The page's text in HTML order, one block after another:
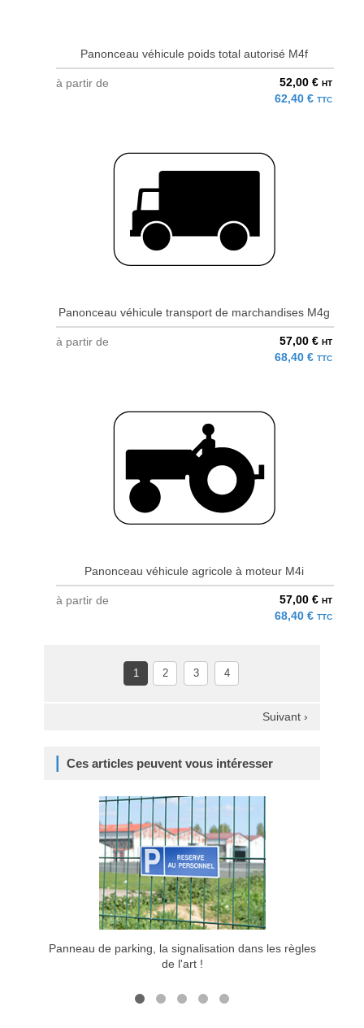
Panonceau véhicule poids total autorisé M4f
à partir de 52,00 € HT
62,40 € TTC
Panonceau véhicule transport de marchandises M4g
à partir de 57,00 € HT
68,40 € TTC
Panonceau véhicule agricole à moteur M4i
à partir de 57,00 € HT
68,40 € TTC
1 2 3 4
Suivant ›
Ces articles peuvent vous intéresser
Panneau de parking, la signalisation dans les règles
de l'art !